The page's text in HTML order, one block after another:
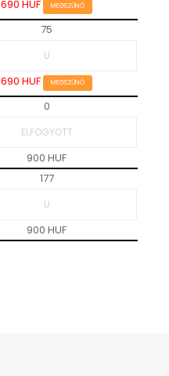
690 HUF MEGSZŰNŐ
75
690 HUF MEGSZŰNŐ
0
900 HUF
177
900 HUF